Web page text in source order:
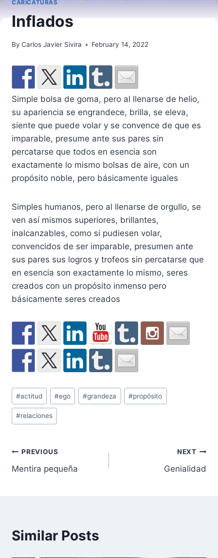
CARICATURAS
Inflados
By Carlos Javier Sivira February 14, 2022
Simple bolsa de goma, pero al llenarse de helio,
su apariencia se engrandece, brilla, se eleva,
siente que puede volar y se convence de que es
imparable, presume ante sus pares sin
percatarse que todos en esencia son
exactamente lo mismo bolsas de aire, con un
propósito noble, pero básicamente iguales
Simples humanos, pero al llenarse de orgullo, se
ven así mismos superiores, brillantes,
inalcanzables, como si pudiesen volar,
convencidos de ser imparable, presumen ante
sus pares sus logros y trofeos sin percatarse que
en esencia son exactamente lo mismo, seres
creados con un propósito inmenso pero
básicamente seres creados
Post
Tags:
#actitud #ego #grandeza #propósito
#relaciones
Post
navigation
PREVIOUS
Mentira pequeña
NEXT
Genialidad
Similar Posts